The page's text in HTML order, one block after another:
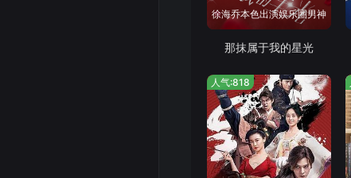
徐海乔本色出演娱乐圈男神
那抹属于我的星光
人气:818